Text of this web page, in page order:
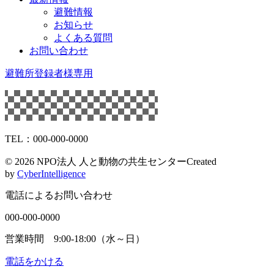
避難情報
お知らせ
よくある質問
お問い合わせ
避難所登録者様専用
TEL：000-000-0000
© 2026 NPO法人 人と動物の共生センターCreated
by CyberIntelligence
電話によるお問い合わせ
000-000-0000
営業時間 9:00-18:00（水～日）
電話をかける